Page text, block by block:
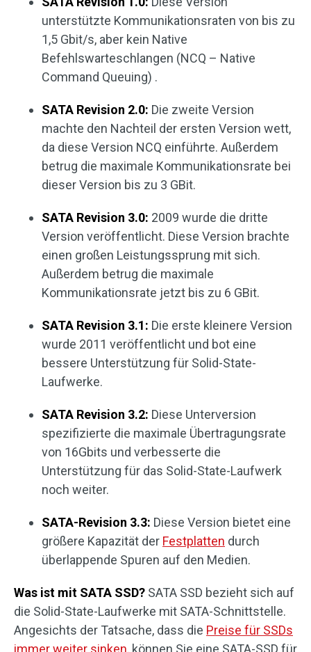
unterstützte Kommunikationsraten von bis zu
1,5 Gbit/s, aber kein Native
Befehlswarteschlangen (NCQ – Native
Command Queuing) .
SATA Revision 2.0: Die zweite Version
machte den Nachteil der ersten Version wett,
da diese Version NCQ einführte. Außerdem
betrug die maximale Kommunikationsrate bei
dieser Version bis zu 3 GBit.
SATA Revision 3.0: 2009 wurde die dritte
Version veröffentlicht. Diese Version brachte
einen großen Leistungssprung mit sich.
Außerdem betrug die maximale
Kommunikationsrate jetzt bis zu 6 GBit.
SATA Revision 3.1: Die erste kleinere Version
wurde 2011 veröffentlicht und bot eine
bessere Unterstützung für Solid-State-
Laufwerke.
SATA Revision 3.2: Diese Unterversion
spezifizierte die maximale Übertragungsrate
von 16Gbits und verbesserte die
Unterstützung für das Solid-State-Laufwerk
noch weiter.
SATA-Revision 3.3: Diese Version bietet eine
größere Kapazität der Festplatten durch
überlappende Spuren auf den Medien.
Was ist mit SATA SSD? SATA SSD bezieht sich auf
die Solid-State-Laufwerke mit SATA-Schnittstelle.
Angesichts der Tatsache, dass die Preise für SSDs
immer weiter sinken, können Sie eine SATA-SSD für